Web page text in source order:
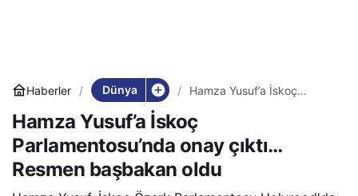
Haberler Dünya
Hamza Yusuf’a İskoç
çıktı… Resmen başbakan
oldu
Hamza Yusuf’a İskoç
Parlamentosu’nda onay çıktı…
Resmen başbakan oldu